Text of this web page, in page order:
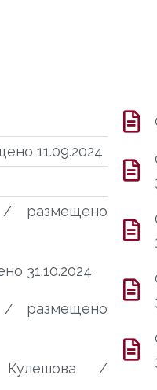
11.09.2024
размещено
31.10.2024
/ размещено
Кулешова /